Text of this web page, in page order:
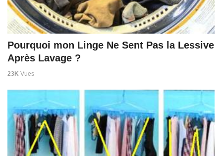
Pourquoi mon Linge Ne Sent Pas la Lessive
Après Lavage ?
23K Vues